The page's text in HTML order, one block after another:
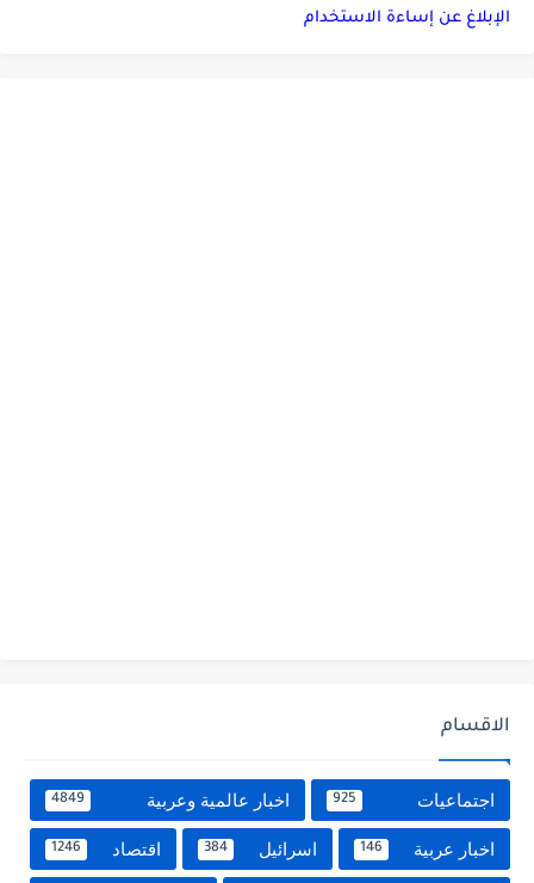
الإبلاغ عن إساءة الاستخدام
الاقسام
اجتماعيات 925 اخبار عالمية وعربية 4849
اخبار عربية 146 اسرائيل 384 اقتصاد 1246